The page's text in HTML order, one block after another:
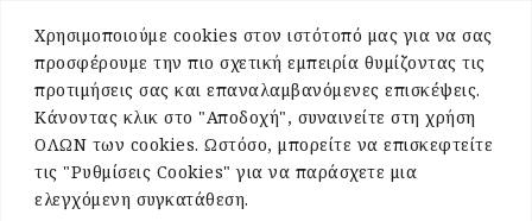
Χρησιμοποιούμε cookies στον ιστότοπό μας για να σας
προσφέρουμε την πιο σχετική εμπειρία θυμίζοντας τις
προτιμήσεις σας και επαναλαμβανόμενες επισκέψεις.
Κάνοντας κλικ στο "Αποδοχή", συναινείτε στη χρήση
ΟΛΩΝ των cookies. Ωστόσο, μπορείτε να επισκεφτείτε
τις "Ρυθμίσεις Cookies" για να παράσχετε μια
ελεγχόμενη συγκατάθεση.